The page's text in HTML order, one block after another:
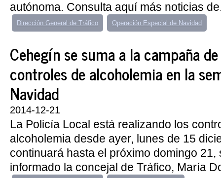
autónoma. Consulta aquí más noticias
Dirección General de Tráfico Operación Especial de Navidad
Cehegín se suma a la campaña
controles de alcoholemia en la
Navidad
2014-12-21
La Policía Local está realizando los
alcoholemia desde ayer, lunes de 15
continuará hasta el próximo domingo 21,
informado la concejal de Tráfico, María